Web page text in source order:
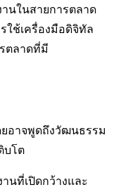
นในสายการตลาด
ใช้เครื่องมือดิจิทัล
ตลาดที่มี
อาจพูดถึงวัฒนธรรม
บโต
นที่เปิดกว้างและ